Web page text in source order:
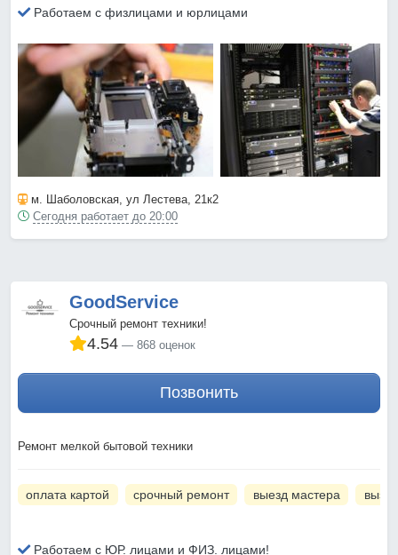
Работаем с физлицами и юрлицами
м. Шаболовская, ул Лестева, 21к2
Сегодня работает до 20:00
GoodService
Срочный ремонт техники!
4.54 868 оценок
Позвонить
Ремонт мелкой бытовой техники
оплата картой срочный ремонт выезд мастера
Работаем с ЮР. лицами и ФИЗ. лицами!